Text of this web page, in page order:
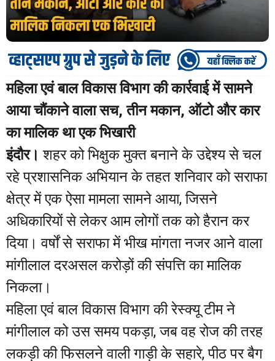
महिला एवं बाल विकास विभाग की कार्रवाई में सामने
आया चौंकाने वाला सच, तीन मकान, ऑटो और कार
का मालिक था एक भिखारी
इंदौर। शहर को भिक्षुक मुक्त बनाने के उद्देश्य से चल
रहे प्रशासनिक अभियान के तहत शनिवार को सराफा
क्षेत्र में एक ऐसा मामला सामने आया, जिसने
अधिकारियों से लेकर आम लोगों तक को हैरान कर
दिया। वर्षों से सराफा में भीख मांगता नजर आने वाला
मांगीलाल दरअसल करोड़ों की संपत्ति का मालिक
निकला।
महिला एवं बाल विकास विभाग की रेस्क्यू टीम ने
मांगीलाल को उस समय पकड़ा, जब वह रोज की तरह
लकड़ी की फिसलने वाली गाड़ी के सहारे, पीठ पर बैग